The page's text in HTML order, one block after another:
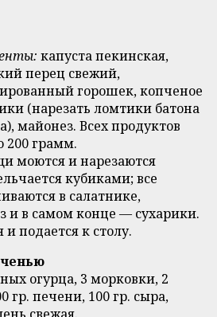
капуста пекинская,
перец свежий,
горошек, копченое
(нарезать ломтики батона
майонез. Всех продуктов
200 грамм.
моются и нарезаются
кубиками; все
в салатнике,
и в самом конце — сухарики.
подается к столу.
огурца, 3 морковки, 2
гр. печени, 100 гр. сыра,